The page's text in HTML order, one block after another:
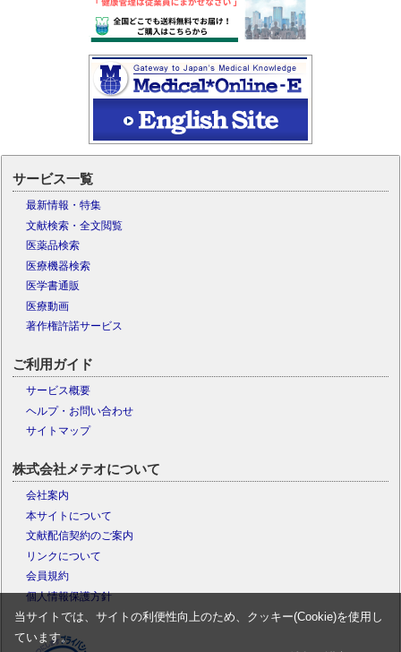
サービス一覧
最新情報・特集
文献検索・全文閲覧
医薬品検索
医療機器検索
医学書通販
医療動画
著作権許諾サービス
ご利用ガイド
サービス概要
ヘルプ・お問い合わせ
サイトマップ
株式会社メテオについて
会社案内
本サイトについて
文献配信契約のご案内
リンクについて
会員規約
個人情報保護方針
当サイトでは、サイトの利便性向上のため、クッキー(Cookie)を使用し
ています。